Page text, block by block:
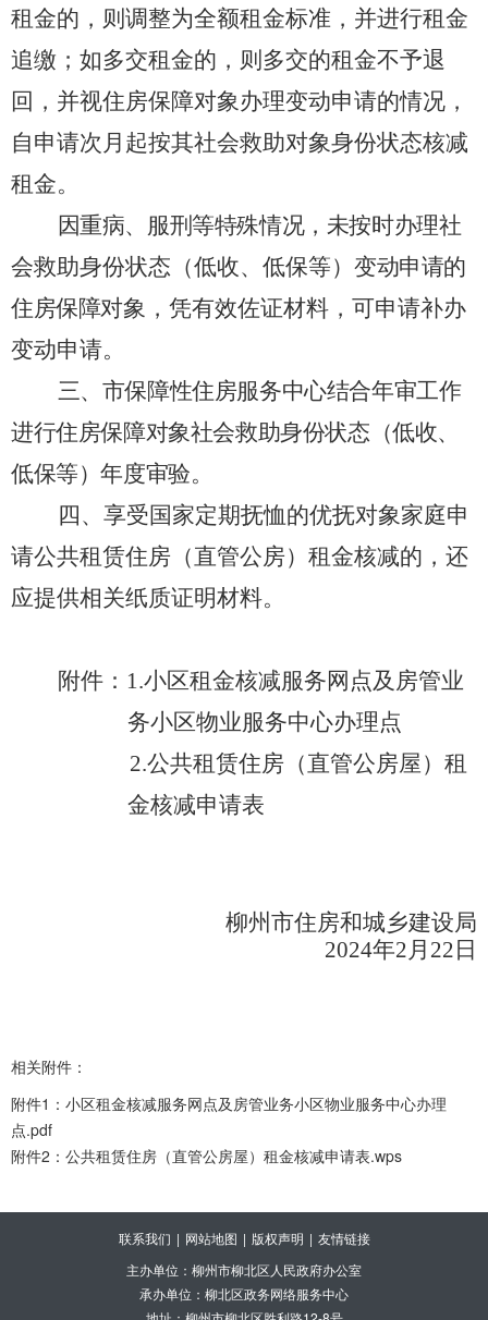
租金的，则调整为全额租金标准，并进行租金
追缴；如多交租金的，则多交的租金不予退
回，并视住房保障对象办理变动申请的情况，
自申请次月起按其社会救助对象身份状态核减
租金。
因重病、服刑等特殊情况，未按时办理社
会救助身份状态（低收、低保等） 变动申请的
住房保障对象 ，凭有效佐证材料，可申请补办
变动申请。
三、市保障性住房服务中心结合年审工作
进行住房保障对象社会救助身份状态（低收、
低保等）年度审验。
四、享受国家定期抚恤的优抚对象家庭申
请公共租赁住房（直管公房）租金核减的，还
应提供相关纸质证明材料。
附件： 1.小区租金核减服务网点及房管业
务小区物业服务中心办理点
2.公共租赁住房（直管公房屋）租
金核减申请表
柳州市住房和城乡建设局
2024年2月 22 日
相关附件：
附件1：小区租金核减服务网点及房管业务小区物业服务中心办理
点.pdf
附件2：公共租赁住房（直管公房屋）租金核减申请表.wps
联系我们 | 网站地图 | 版权声明 | 友情链接
主办单位：柳州市柳北区人民政府办公室
承办单位：柳北区政务网络服务中心